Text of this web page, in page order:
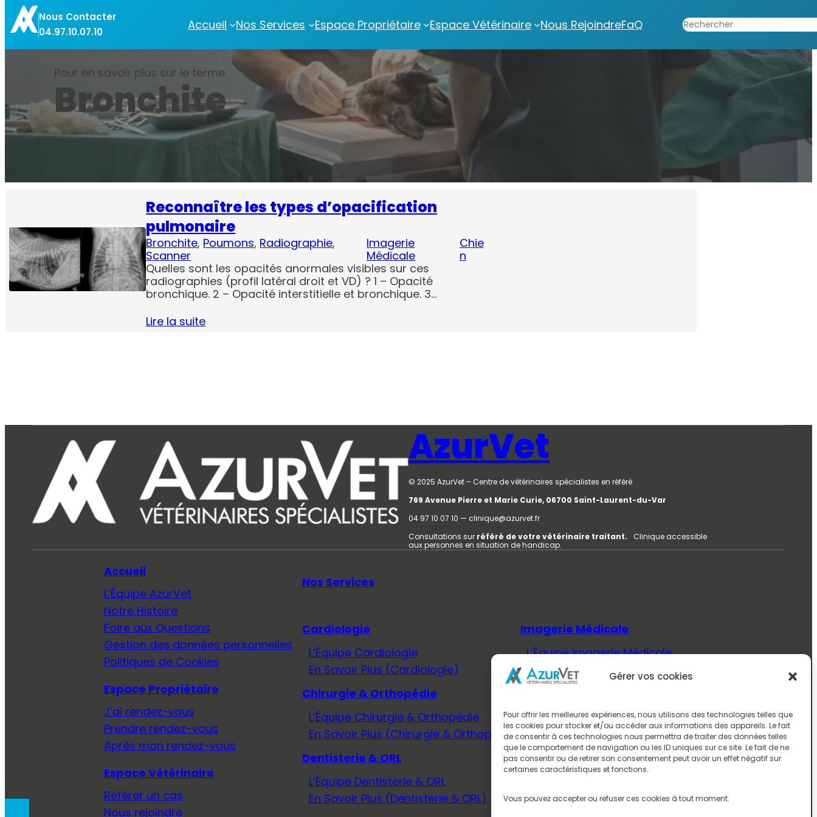
Gérer vos cookies
Pour offrir les meilleures expériences, nous utilisons des technologies telles que
les cookies pour stocker et/ou accéder aux informations des appareils. Le fait
de consentir à ces technologies nous permettra de traiter des données telles
que le comportement de navigation ou les ID uniques sur ce site. Le fait de ne
pas consentir ou de retirer son consentement peut avoir un effet négatif sur
certaines caractéristiques et fonctions.
Vous pouvez accepter ou refuser ces cookies à tout moment.
Aller
au
contenu
Nous Contacter
04.97.10.07.10
Accueil Nos Services Espace Propriétaire Espace Vétérinaire Nous RejoindreFaQ Rechercher
Pour en savoir plus sur le terme
Bronchite
Reconnaître les types d’opacification
pulmonaire
Bronchite, Poumons, Radiographie,
Scanner
Imagerie
Médicale
Chie
n
Quelles sont les opacités anormales visibles sur ces
radiographies (profil latéral droit et VD) ? 1 – Opacité
bronchique. 2 – Opacité interstitielle et bronchique. 3…
Lire la suite
AzurVet
© 2025 AzurVet – Centre de vétérinaires spécialistes en référé
769 Avenue Pierre et Marie Curie, 06700 Saint-Laurent-du-Var
04 97 10 07 10 — clinique@azurvet.fr
Consultations sur référé de votre vétérinaire traitant. Clinique accessible
aux personnes en situation de handicap.
Accueil
L’Équipe AzurVet
Notre Histoire
Foire aux Questions
Gestion des données personnelles
Politiques de Cookies
Espace Propriétaire
J’ai rendez-vous
Prendre rendez-vous
Après mon rendez-vous
Espace Vétérinaire
Référer un cas
Nous rejoindre
Nos Services
Cardiologie
L’Équipe Cardiologie
En Savoir Plus (Cardiologie)
Chirurgie & Orthopédie
L’Équipe Chirurgie & Orthopédie
En Savoir Plus (Chirurgie & Orthopédie)
Dentisterie & ORL
L’Équipe Dentisterie & ORL
En Savoir Plus (Dentisterie & ORL)
Imagerie Médicale
L’Équipe Imagerie Médicale
En Savoir Plus (Imagerie Médicale)
L’Équipe Médecine Interne
En Savoir Plus (Médecine Interne)
Neurologie
En Savoir Plus (Neurologie)